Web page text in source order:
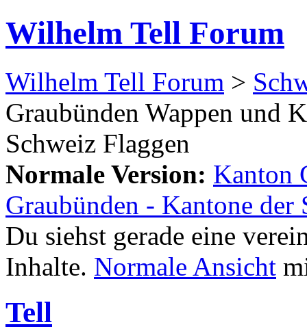
Wilhelm Tell Forum
Wilhelm Tell Forum >
Graubünden Wappen und
Schweiz Flaggen
Normale Version: Kanton
Graubünden - Kantone der
Du siehst gerade eine
Inhalte. Normale Ansicht
Tell